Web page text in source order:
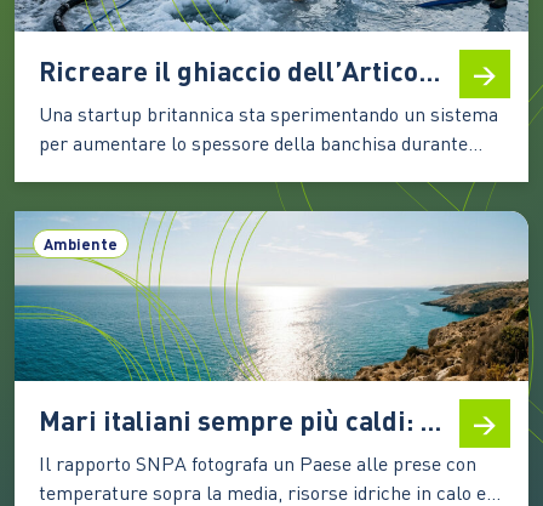
tropicali e subtropicali
territori…
Ricreare il ghiaccio dell’Artico: come funziona la tecnologia di Real Ice
Una startup britannica sta sperimentando un sistema
per aumentare lo spessore della banchisa durante
ma la strada verso un’applicazione su larga scala
resta complessa Il ghiaccio marino artico è una delle
componenti più delicate del sistema climatico. La sua
superficie chiara riflette una…
Ambiente
Mari italiani sempre più caldi: nel 2025 secondo valore più alto dal 1982
Il rapporto SNPA fotografa un Paese alle prese con
temperature sopra la media, risorse idriche in calo e